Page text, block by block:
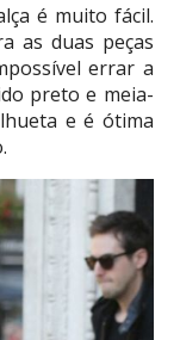
é muito fácil.
as duas peças
errar a
preto e meia-
e é ótima